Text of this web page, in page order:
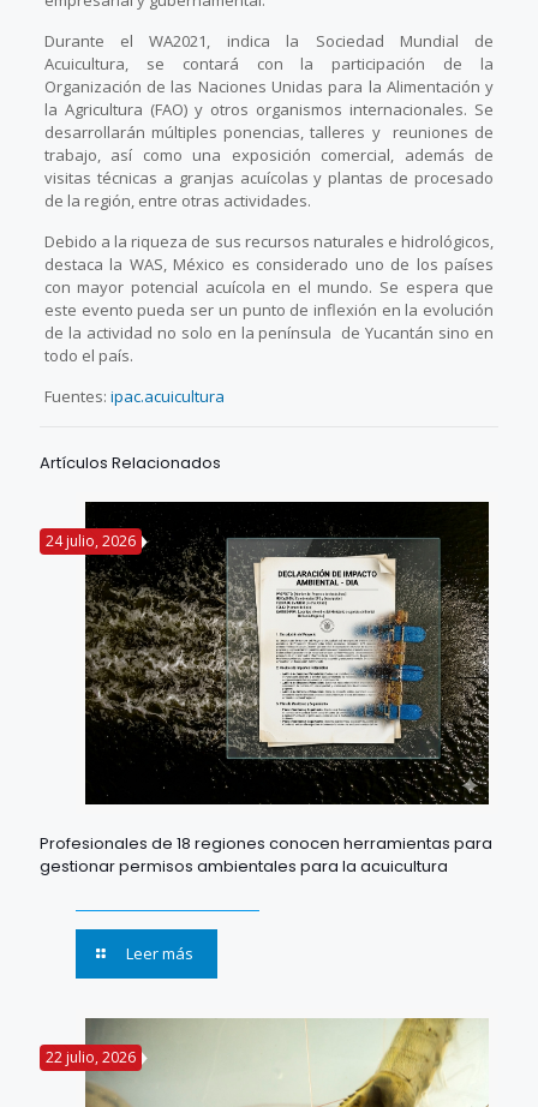
Durante el WA2021, indica la Sociedad Mundial de
Acuicultura, se contará con la participación de la
Organización de las Naciones Unidas para la Alimentación y
la Agricultura (FAO) y otros organismos internacionales. Se
desarrollarán múltiples ponencias, talleres y reuniones de
trabajo, así como una exposición comercial, además de
visitas técnicas a granjas acuícolas y plantas de procesado
de la región, entre otras actividades.
Debido a la riqueza de sus recursos naturales e hidrológicos,
destaca la WAS, México es considerado uno de los países
con mayor potencial acuícola en el mundo. Se espera que
este evento pueda ser un punto de inflexión en la evolución
de la actividad no solo en la península de Yucantán sino en
todo el país.
Fuentes: ipac.acuicultura
Artículos Relacionados
24 julio, 2026
Profesionales de 18 regiones conocen herramientas para
gestionar permisos ambientales para la acuicultura
Leer más
22 julio, 2026